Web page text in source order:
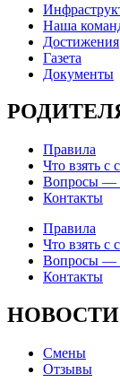
Наша
Достижения
Газета
Документы
Правила
Что взять с
Вопросы —
Контакты
Правила
Что взять с
Вопросы —
Контакты
НОВОСТИ
Смены
Отзывы